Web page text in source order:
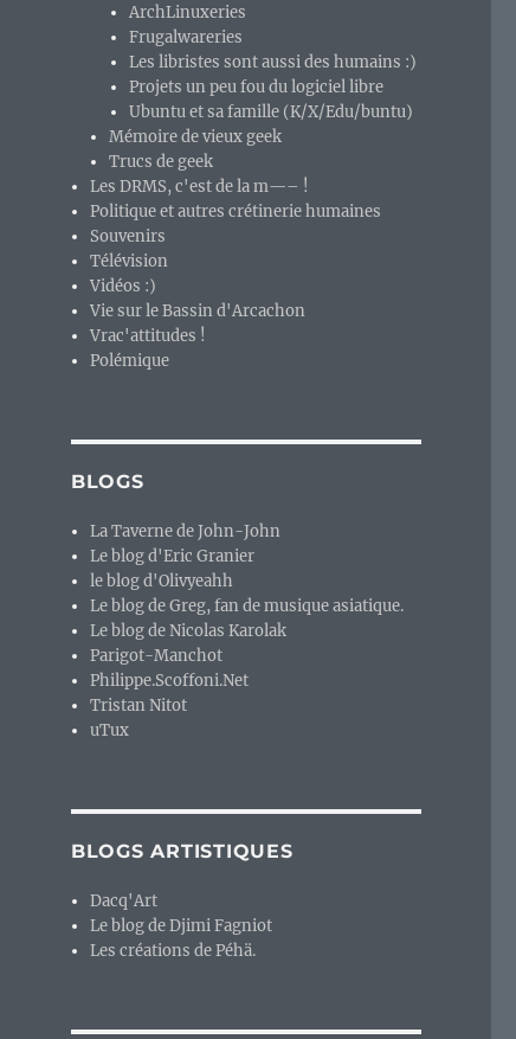
ArchLinuxeries
Frugalwareries
Les libristes sont aussi des humains :)
Projets un peu fou du logiciel libre
Ubuntu et sa famille (K/X/Edu/buntu)
Mémoire de vieux geek
Trucs de geek
Les DRMS, c'est de la m—– !
Politique et autres crétinerie humaines
Souvenirs
Télévision
Vidéos :)
Vie sur le Bassin d'Arcachon
Vrac'attitudes !
Polémique
BLOGS
La Taverne de John-John
Le blog d'Eric Granier
le blog d'Olivyeahh
Le blog de Greg, fan de musique asiatique.
Le blog de Nicolas Karolak
Parigot-Manchot
Philippe.Scoffoni.Net
Tristan Nitot
uTux
BLOGS ARTISTIQUES
Dacq'Art
Le blog de Djimi Fagniot
Les créations de Péhä.